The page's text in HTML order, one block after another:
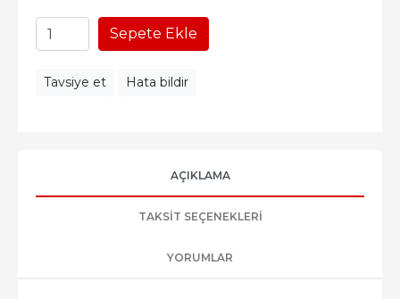
Sepete Ekle
Tavsiye et Hata bildir
AÇIKLAMA
TAKSIT SEÇENEKLERI
YORUMLAR